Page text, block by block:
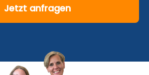
Jetzt anfragen